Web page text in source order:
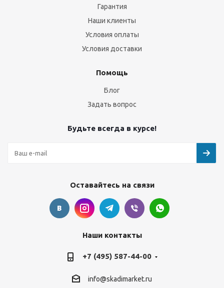
Гарантия
Наши клиенты
Условия оплаты
Условия доставки
Помощь
Блог
Задать вопрос
Будьте всегда в курсе!
Оставайтесь на связи
Наши контакты
+7 (495) 587-44-00
info@skadimarket.ru